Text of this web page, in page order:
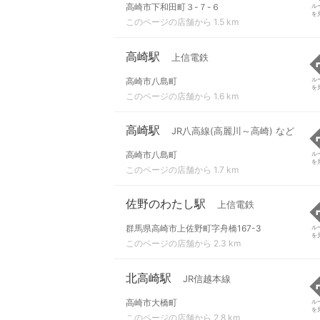
高崎市下和田町３-７-６
このページの店舗から 1.5 km
ル
を
高崎駅 上信電鉄
高崎市八島町
このページの店舗から 1.6 km
ル
を
高崎駅 JR八高線(高麗川～高崎) など
高崎市八島町
このページの店舗から 1.7 km
ル
を
佐野のわたし駅 上信電鉄
群馬県高崎市上佐野町字舟橋167-3
このページの店舗から 2.3 km
ル
を
北高崎駅 JR信越本線
高崎市大橋町
このページの店舗から 2.8 km
ル
を